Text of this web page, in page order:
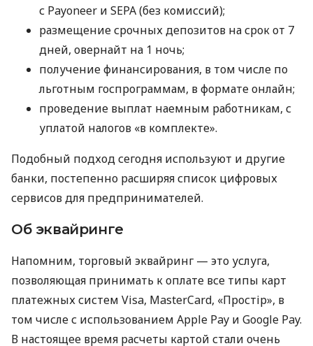
с Payoneer и SEPA (без комиссий);
размещение срочных депозитов на срок от 7
дней, овернайт на 1 ночь;
получение финансирования, в том числе по
льготным госпрограммам, в формате онлайн;
проведение выплат наемным работникам, с
уплатой налогов «в комплекте».
Подобный подход сегодня используют и другие
банки, постепенно расширяя список цифровых
сервисов для предпринимателей.
Об эквайринге
Напомним, торговый эквайринг — это услуга,
позволяющая принимать к оплате все типы карт
платежных систем Visa, MasterCard, «Простір», в
том числе с использованием Apple Pay и Google Pay.
В настоящее время расчеты картой стали очень